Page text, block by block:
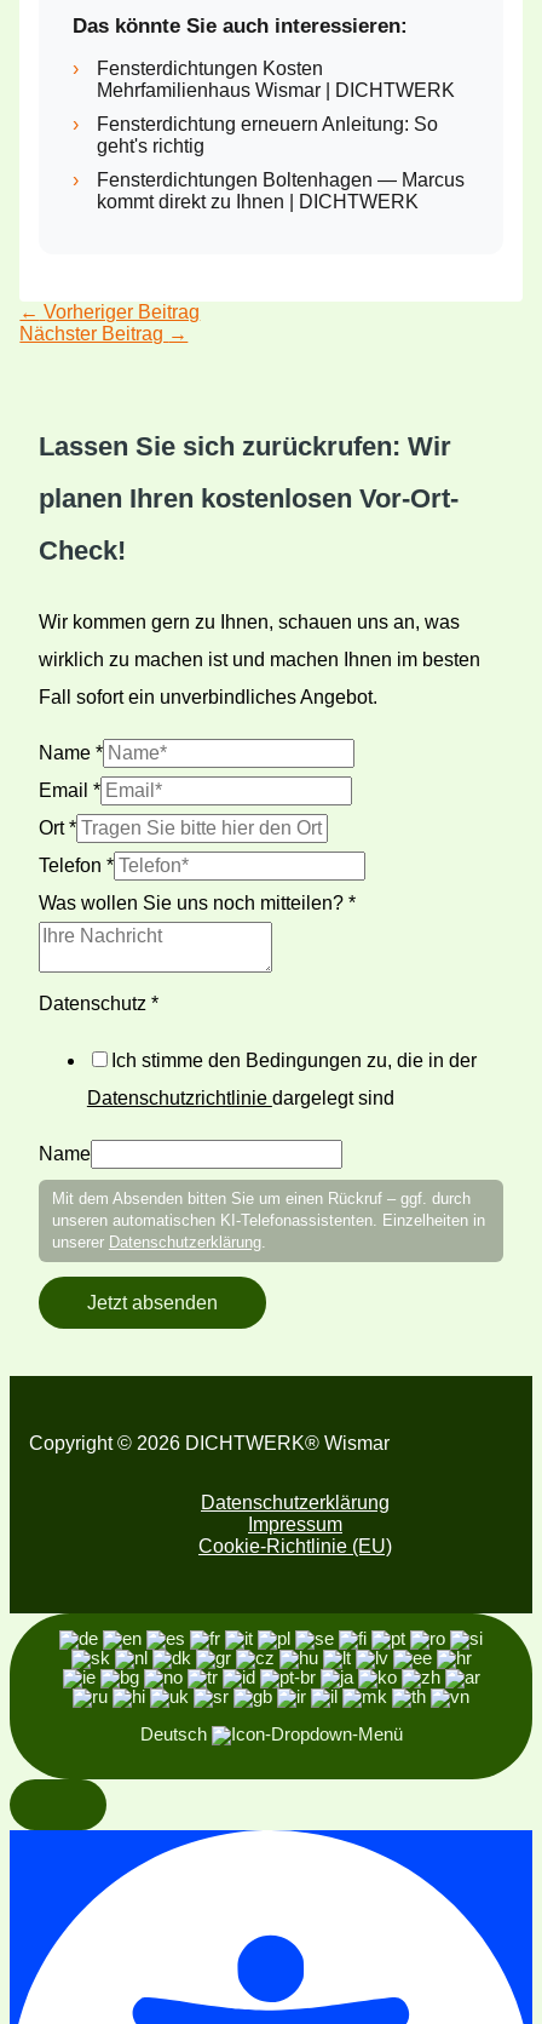
Das könnte Sie auch interessieren:
›
Fensterdichtungen Kosten
Mehrfamilienhaus Wismar | DICHTWERK
›
Fensterdichtung erneuern Anleitung: So
geht's richtig
›
Fensterdichtungen Boltenhagen — Marcus
kommt direkt zu Ihnen | DICHTWERK
← Vorheriger Beitrag
Nächster Beitrag →
Lassen Sie sich zurückrufen: Wir
planen Ihren kostenlosen Vor-Ort-
Check!
Wir kommen gern zu Ihnen, schauen uns an, was
wirklich zu machen ist und machen Ihnen im besten
Fall sofort ein unverbindliches Angebot.
Name *
Email *
Ort*
Telefon *
Was wollen Sie uns noch mitteilen? *
Datenschutz *
Ich stimme den Bedingungen zu, die in der
Datenschutzrichtlinie dargelegt sind
Name
Mit dem Absenden bitten Sie um einen Rückruf – ggf. durch
unseren automatischen KI-Telefonassistenten. Einzelheiten in
unserer Datenschutzerklärung.
Jetzt absenden
Copyright © 2026 DICHTWERK® Wismar
Datenschutzerklärung
Impressum
Cookie-Richtlinie (EU)
Deutsch